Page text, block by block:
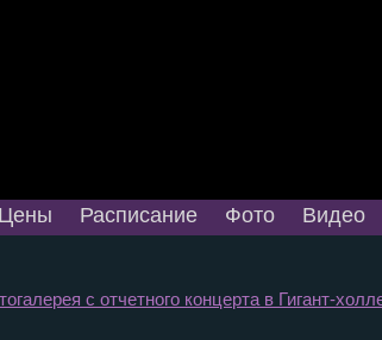
Цены Расписание Фото Видео
с отчетного концерта в Гигант-